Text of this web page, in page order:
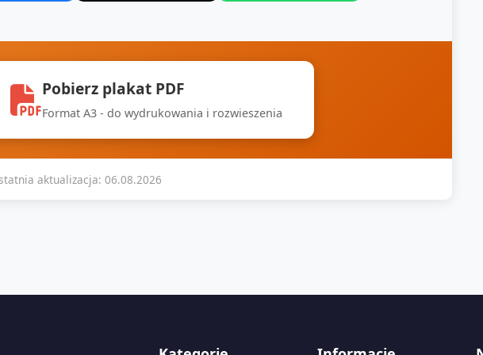
Pobierz plakat PDF
Format A3 - do wydrukowania i rozwieszenia
aktualizacja: 06.08.2026